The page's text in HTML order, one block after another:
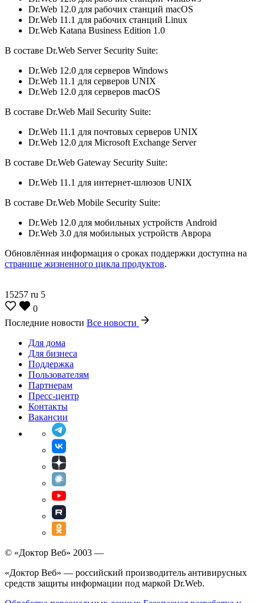
Dr.Web 12.0 для рабочих станций macOS
Dr.Web 11.1 для рабочих станций Linux
Dr.Web Katana Business Edition 1.0
В составе Dr.Web Server Security Suite:
Dr.Web 12.0 для серверов Windows
Dr.Web 11.1 для серверов UNIX
Dr.Web 12.0 для серверов macOS
В составе Dr.Web Mail Security Suite:
Dr.Web 11.1 для почтовых серверов UNIX
Dr.Web 12.0 для Microsoft Exchange Server
В составе Dr.Web Gateway Security Suite:
Dr.Web 11.1 для интернет-шлюзов UNIX
В составе Dr.Web Mobile Security Suite:
Dr.Web 12.0 для мобильных устройств Android
Dr.Web 3.0 для мобильных устройств Аврора
Обновлённая информация о сроках поддержки доступна на
странице жизненного цикла продуктов.
15257 ru 5
0
Последние новости Все новости
Для дома
Для бизнеса
Поддержка
Пользователям
Партнерам
Пресс-центр
Контакты
Вакансии
© «Доктор Веб» 2003 —
«Доктор Веб» — российский производитель антивирусных
средств защиты информации под маркой Dr.Web.